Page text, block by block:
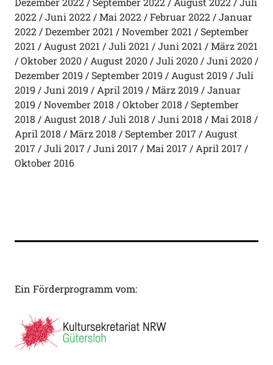
2022
Juni 2022 Mai 2022 Februar 2022
Januar
2022
Dezember 2021 November 2021
September
2021
August 2021 Juli 2021 Juni 2021
März 2021
Oktober 2020
August 2020 Juli 2020
Juni 2020
Dezember 2019
September 2019 August 2019
Juli
2019
Juni 2019 April 2019 März 2019
Januar
2019
November 2018 Oktober 2018
September
2018
August 2018 Juli 2018 Juni 2018
Mai 2018
April 2018
März 2018 September 2017
August
2017
Juli 2017 Juni 2017 Mai 2017
April 2017
Oktober 2016
Ein Förderprogramm vom: